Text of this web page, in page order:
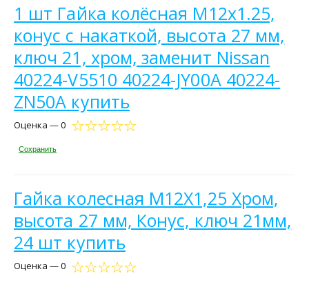
1 шт Гайка колёсная М12х1.25,
конус с накаткой, высота 27 мм,
ключ 21, хром, заменит Nissan
40224-V5510 40224-JY00A 40224-
ZN50A купить
Оценка — 0
Сохранить
Гайка колесная M12X1,25 Хром,
высота 27 мм, Конус, ключ 21мм,
24 шт купить
Оценка — 0